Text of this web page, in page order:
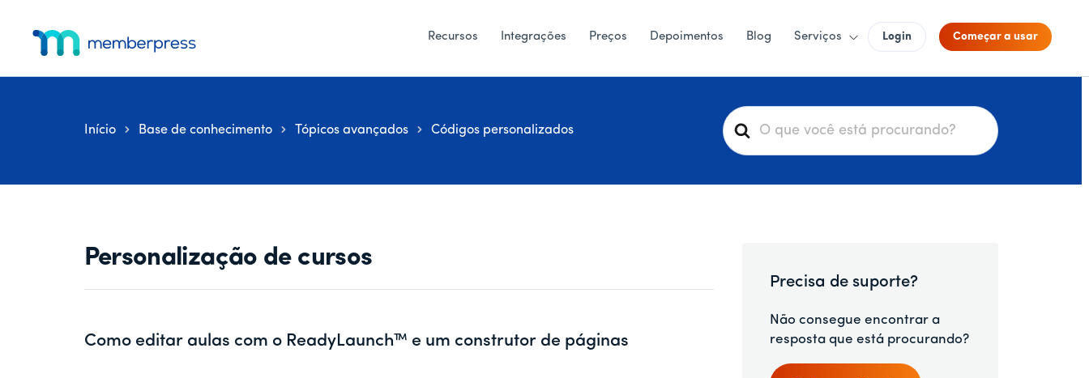
adicional
Recursos Integrações Preços Depoimentos Blog Serviços Login Começar a usar
P
e
Início Base de conhecimento Tópicos avançados Códigos personalizados
Personalização de cursos
Como editar aulas com o ReadyLaunch™ e um construtor de páginas
Precisa de suporte?
Não consegue encontrar a
resposta que está procurando?